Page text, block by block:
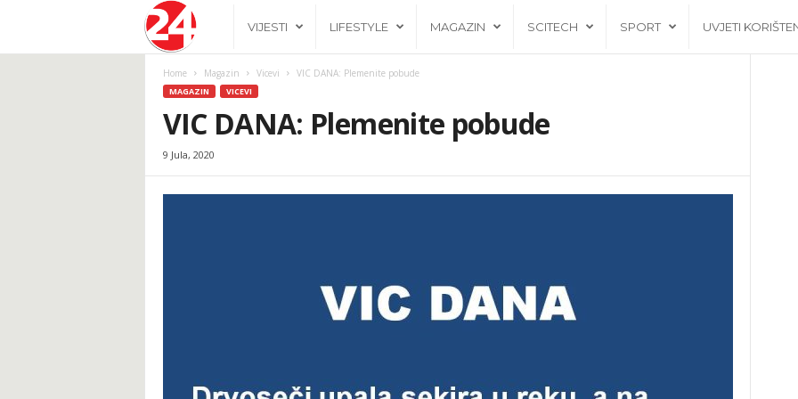
VIJESTI LIFESTYLE MAGAZIN SCITECH SPORT UVJETI
Home Magazin Vicevi VIC DANA: Plemenite pobude
MAGAZIN VICEVI
VIC DANA: Plemenite pobude
9 Jula, 2020